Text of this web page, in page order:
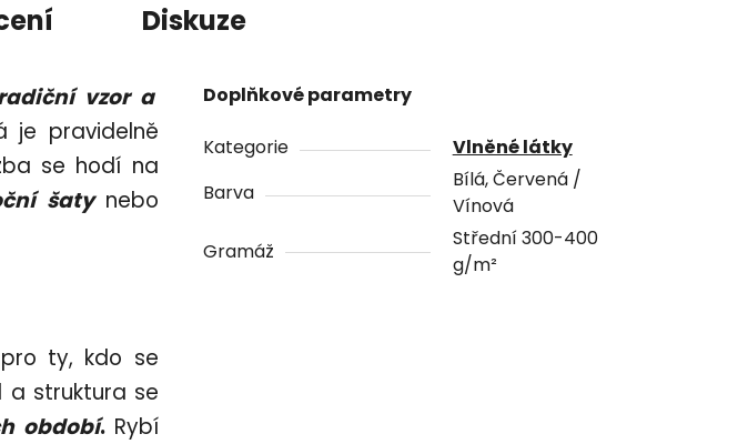
Diskuze
vzor a
je pravidelně
se hodí na
šatynebo
ty, kdo se
a struktura se
období. Rybí
Doplňkové parametry
Kategorie
Vlněné látky
Barva
Bílá, Červená /
Vínová
Gramáž
Střední 300-400
g/m²